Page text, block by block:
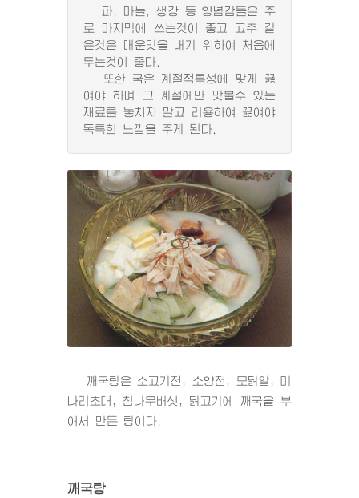
파, 마늘, 생강 등 양념감들은 주
로 마지막에 쓰는것이 좋고 고추 같
은것은 매운맛을 내기 위하여 처음에
두는것이 좋다.
또한 국은 계절적특성에 맞게 끓
여야 하며 그 계절에만 맛볼수 있는
재료를 놓치지 말고 리용하여 끓여야
독특한 느낌을 주게 된다.
깨국탕은 소고기전, 소양전, 모닭알, 미
나리초대, 참나무버섯, 닭고기에 깨국을 부
어서 만든 탕이다.
깨국탕